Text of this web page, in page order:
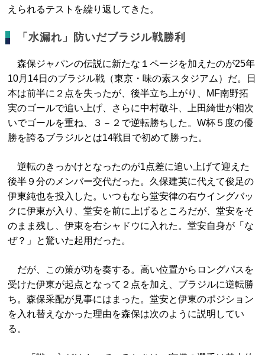
えられるテストを繰り返してきた。
「水漏れ」防いだブラジル戦勝利
森保ジャパンの伝説に新たな１ページを加えたのが25年
10月14日のブラジル戦（東京・味の素スタジアム）だ。日
本は前半に２点を失ったが、後半立ち上がり、MF南野拓
実のゴールで追い上げ、さらに中村敬斗、上田綺世が相次
いでゴールを重ね、３－２で逆転勝ちした。W杯５度の優
勝を誇るブラジルとは14戦目で初めて勝った。
逆転のきっかけとなったのが1点差に追い上げて迎えた
後半９分のメンバー交代だった。久保建英に代えて俊足の
伊東純也を投入した。いつもなら堂安律の右ウイングバッ
クに伊東が入り、堂安を前に上げるところだが、堂安をそ
のまま残し、伊東を右シャドウに入れた。堂安自身が「な
ぜ？」と驚いた起用だった。
だが、この策が功を奏する。高い位置からロングパスを
受けた伊東が起点となって２点を加え、ブラジルに逆転勝
ち。森保采配が見事にはまった。堂安と伊東のポジション
を入れ替えなかった理由を森保は次のように説明してい
る。